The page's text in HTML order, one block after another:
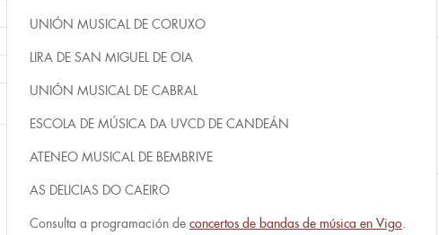
UNIÓN MUSICAL DE CORUXO
LIRA DE SAN MIGUEL DE OIA
UNIÓN MUSICAL DE CABRAL
ESCOLA DE MÚSICA DA UVCD DE CANDEÁN
ATENEO MUSICAL DE BEMBRIVE
AS DELICIAS DO CAEIRO
Consulta a programación de concertos de bandas de música en Vigo.